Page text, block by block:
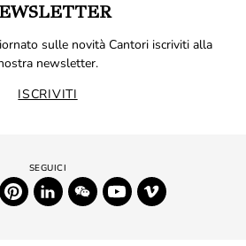
sulle novità Cantori iscriviti alla
newsletter.
ISCRIVITI